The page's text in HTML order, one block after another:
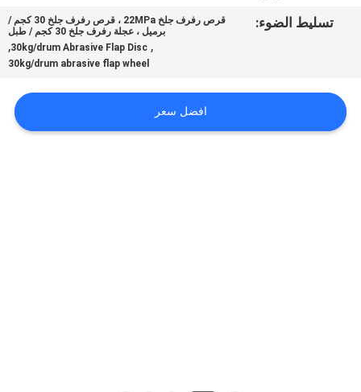
خريطة
تسليط الضوء:
قرص رفرف جلخ 22MPa ، قرص رفرف جلخ 30 كجم /
برميل ، عجلة رفرف جلخ 30 كجم / طبل
,
30kg/drum Abrasive Flap Disc
,
30kg/drum abrasive flap wheel
افضل سعر